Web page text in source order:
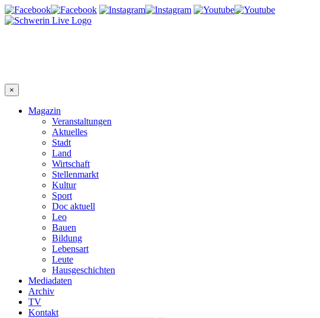
×
Magazin
Veranstaltungen
Aktuelles
Stadt
Land
Wirtschaft
Stellenmarkt
Kultur
Sport
Doc aktuell
Leo
Bauen
Bildung
Lebensart
Leute
Hausgeschichten
Mediadaten
Archiv
TV
Kontakt